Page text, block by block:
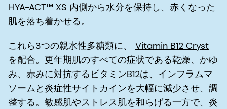
HYA-ACT™ XS 内側から水分を保持し、赤くなった
肌を落ち着かせる。
これら3つの親水性多糖類に、 Vitamin B12 Cryst
を配合。更年期肌のすべての症状である乾燥、かゆ
み、赤みに対抗するビタミンB12は、インフラムマ
ソームと炎症性サイトカインを大幅に減少させ、調
整する。敏感肌やストレス肌を和らげる一方で、炎